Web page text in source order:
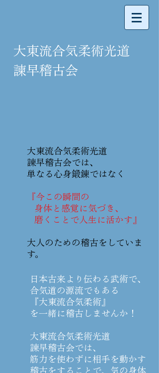
大東流合気柔術光道
諫早稽古会
大東流合気柔術光道
諫早稽古会では、
単なる心身鍛錬ではなく
『今この瞬間の
身体と感覚に気づき、
磨くことで人生に活かす』
大人のための稽古をしていま
す。
日本古来より伝わる武術で、
合気道の源流でもある
『大東流合気柔術』
を一緒に稽古しませんか！
大東流合気柔術光道
諫早稽古会では、
筋力を使わずに相手を動かす
稽古をすることで、気の身体